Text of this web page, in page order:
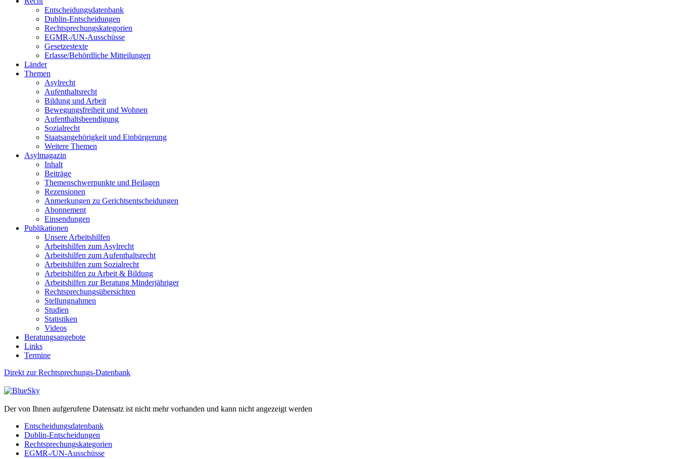
Entscheidungsdatenbank
Dublin-Entscheidungen
Rechtsprechungskategorien
EGMR-/UN-Ausschüsse
Gesetzestexte
Erlasse/Behördliche Mitteilungen
Länder
Themen
Asylrecht
Aufenthaltsrecht
Bildung und Arbeit
Bewegungsfreiheit und Wohnen
Aufenthaltsbeendigung
Sozialrecht
Staatsangehörigkeit und Einbürgerung
Weitere Themen
Asylmagazin
Inhalt
Beiträge
Themenschwerpunkte und Beilagen
Rezensionen
Anmerkungen zu Gerichtsentscheidungen
Abonnement
Einsendungen
Publikationen
Unsere Arbeitshilfen
Arbeitshilfen zum Asylrecht
Arbeitshilfen zum Aufenthaltsrecht
Arbeitshilfen zum Sozialrecht
Arbeitshilfen zu Arbeit & Bildung
Arbeitshilfen zur Beratung Minderjähriger
Rechtsprechungsübersichten
Stellungnahmen
Studien
Statistiken
Videos
Beratungsangebote
Links
Termine
Direkt zur Rechtsprechungs-Datenbank
Der von Ihnen aufgerufene Datensatz ist nicht mehr vorhanden und kann nicht angezeigt werden
Entscheidungsdatenbank
Dublin-Entscheidungen
Rechtsprechungskategorien
EGMR-/UN-Ausschüsse